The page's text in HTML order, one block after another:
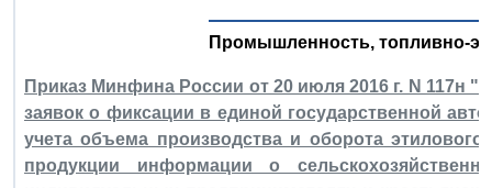
Промышленность, топливно-
Приказ Минфина России от 20 июля 2016 г. N 117н
заявок о фиксации в единой государственной
учета объема производства и оборота
продукции информации о